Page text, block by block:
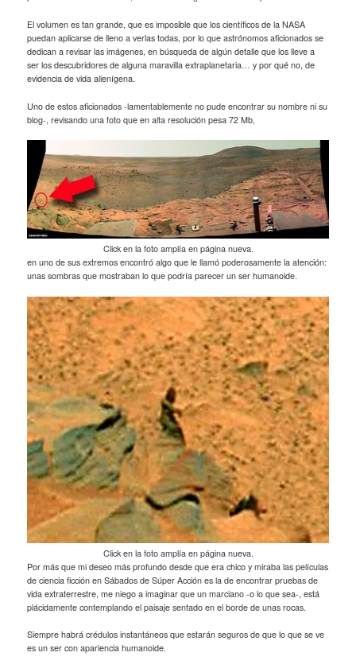
El volumen es tan grande, que es imposible que los científicos de la NASA
puedan aplicarse de lleno a verlas todas, por lo que astrónomos aficionados se
dedican a revisar las imágenes, en búsqueda de algún detalle que los lleve a
ser los descubridores de alguna maravilla extraplanetaria… y por qué no, de
evidencia de vida alienígena.
Uno de estos aficionados -lamentablemente no pude encontrar su nombre ni su
blog-, revisando una foto que en alta resolución pesa 72 Mb,
Click en la foto amplía en página nueva.
en uno de sus extremos encontró algo que le llamó poderosamente la atención:
unas sombras que mostraban lo que podría parecer un ser humanoide.
Click en la foto amplía en página nueva.
Por más que mi deseo más profundo desde que era chico y miraba las películas
de ciencia ficción en Sábados de Súper Acción es la de encontrar pruebas de
vida extraterrestre, me niego a imaginar que un marciano -o lo que sea-, está
plácidamente contemplando el paisaje sentado en el borde de unas rocas.
Siempre habrá crédulos instantáneos que estarán seguros de que lo que se ve
es un ser con apariencia humanoide.